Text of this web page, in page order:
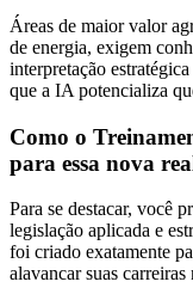
Áreas de maior valor
de energia, exigem
interpretação
que a IA potencializa
Como o
para essa nova
Para se destacar, você
legislação aplicada e
foi criado exatamente
alavancar suas